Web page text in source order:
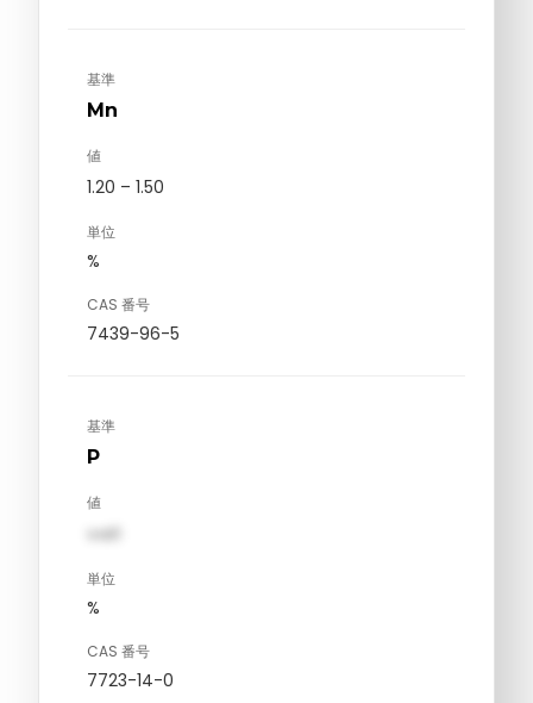
基準
Mn
値
1.20 – 1.50
単位
%
CAS 番号
7439-96-5
基準
P
値
val1
単位
%
CAS 番号
7723-14-0